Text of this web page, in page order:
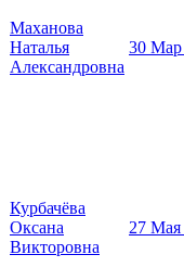
Маханова
Наталья
Александровна
30 Мар
Курбачёва
Оксана
Викторовна
27 Мая